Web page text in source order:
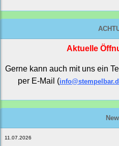
Aktuelle
Gerne kann auch mit uns ein
per E-Mail (
11.07.2026